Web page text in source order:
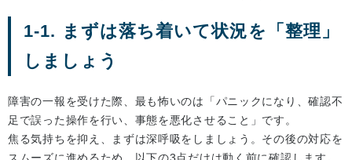
1-1. まずは落ち着いて状況を「整理」
しましょう
障害の一報を受けた際、最も怖いのは「パニックになり、確認不
足で誤った操作を行い、事態を悪化させること」です。
焦る気持ちを抑え、まずは深呼吸をしましょう。その後の対応を